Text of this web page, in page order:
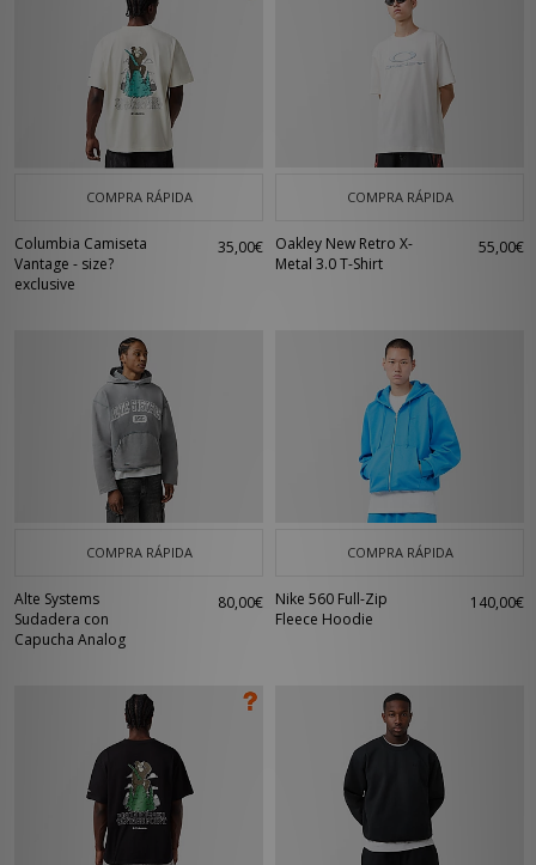
COMPRA RÁPIDA
Columbia Camiseta
Vantage - size?
exclusive
35,00€
COMPRA RÁPIDA
Oakley New Retro X-
Metal 3.0 T-Shirt
55,00€
COMPRA RÁPIDA
Alte Systems
Sudadera con
Capucha Analog
80,00€
COMPRA RÁPIDA
Nike 560 Full-Zip
Fleece Hoodie
140,00€